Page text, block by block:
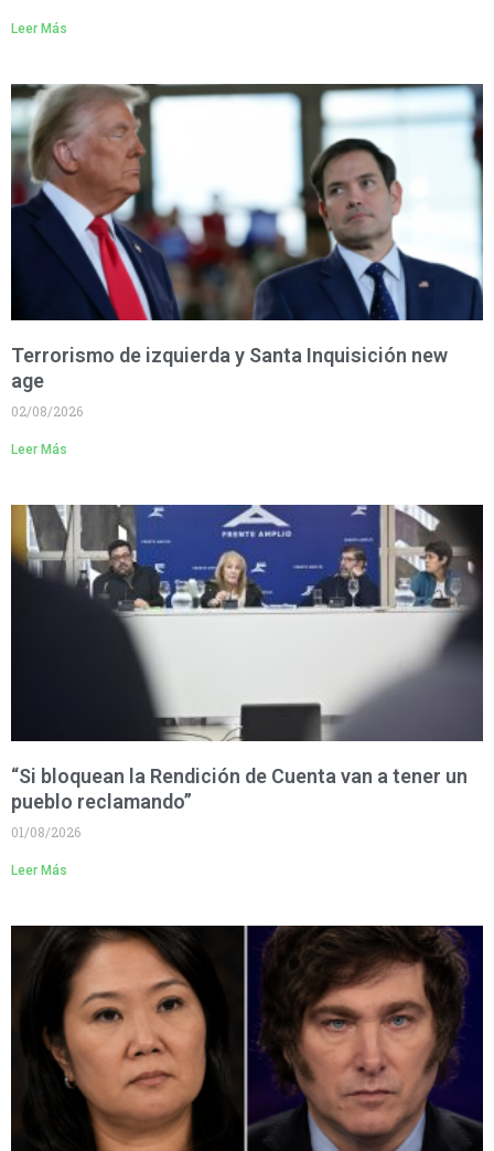
Leer Más
Terrorismo de izquierda y Santa Inquisición new
age
02/08/2026
Leer Más
“Si bloquean la Rendición de Cuenta van a tener un
pueblo reclamando”
01/08/2026
Leer Más